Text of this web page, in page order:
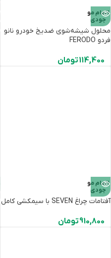
اتمام مو
جودی
محلول شیشه‌شوی ضدیخ خودرو نانو
فردو FERODO
114,400تومان
اتمام مو
جودی
آفتامات چراغ SEVEN با سیمکشی کامل
910,800تومان